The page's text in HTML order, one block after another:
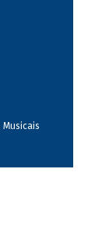
Musicais